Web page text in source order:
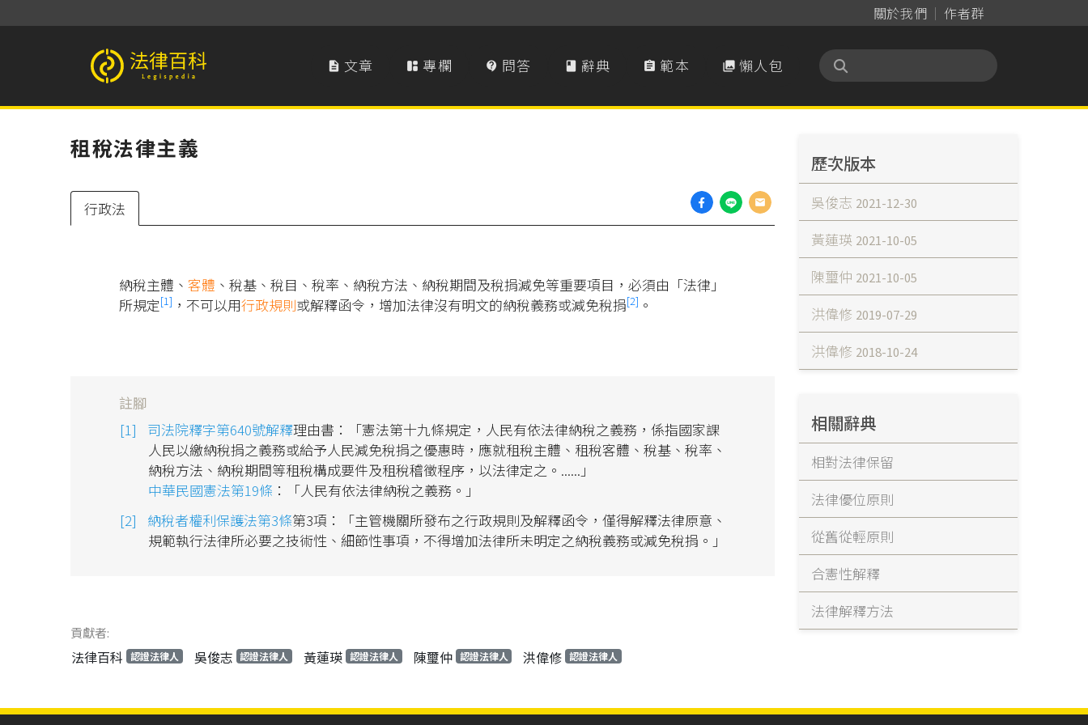
關於我們 作者群
法律百科 Legispedia  文章  專欄  問答  辭典  範本  懶人包
租稅法律主義
行政法
納稅主體、 客體 、稅基、稅目、稅率、納稅方法、納稅期間及稅捐減免等重要項目，必須由「法律」
所規定[1] ，不可以用行政規則或解釋函令，增加法律沒有明文的納稅義務或減免稅捐[2] 。
註腳
司法院釋字第640號解釋理由書：「憲法第十九條規定，人民有依法律納稅之義務，係指國家課
人民以繳納稅捐之義務或給予人民減免稅捐之優惠時，應就租稅主體、租稅客體、稅基、稅率、
納稅方法、納稅期間等租稅構成要件及租稅稽徵程序，以法律定之。......」
中華民國憲法第19條 ：「人民有依法律納稅之義務。」
納稅者權利保護法第3條第3項：「主管機關所發布之行政規則及解釋函令，僅得解釋法律原意、
規範執行法律所必要之技術性、細節性事項，不得增加法律所未明定之納稅義務或減免稅捐。」
貢獻者:
法律百科 認證法律人 吳俊志 認證法律人 黃蓮瑛 認證法律人 陳璽仲 認證法律人 洪偉修 認證法律人
歷次版本
吳俊志 2021-12-30
黃蓮瑛 2021-10-05
陳璽仲 2021-10-05
洪偉修 2019-07-29
洪偉修 2018-10-24
相關辭典
相對法律保留
法律優位原則
從舊從輕原則
合憲性解釋
法律解釋方法